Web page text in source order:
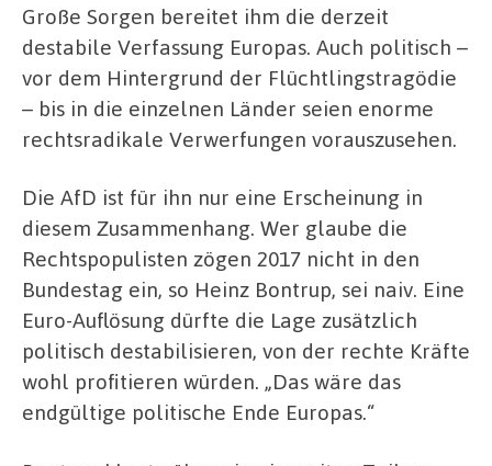
Große Sorgen bereitet ihm die derzeit
destabile Verfassung Europas. Auch politisch –
vor dem Hintergrund der Flüchtlingstragödie
– bis in die einzelnen Länder seien enorme
rechtsradikale Verwerfungen vorauszusehen.
Die AfD ist für ihn nur eine Erscheinung in
diesem Zusammenhang. Wer glaube die
Rechtspopulisten zögen 2017 nicht in den
Bundestag ein, so Heinz Bontrup, sei naiv. Eine
Euro-Auflösung dürfte die Lage zusätzlich
politisch destabilisieren, von der rechte Kräfte
wohl profitieren würden. „Das wäre das
endgültige politische Ende Europas.“